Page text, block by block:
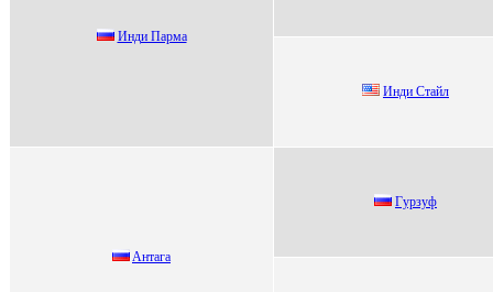
Инди Пaрмa
Инди Стайл
Aнтага
Гуpзуф